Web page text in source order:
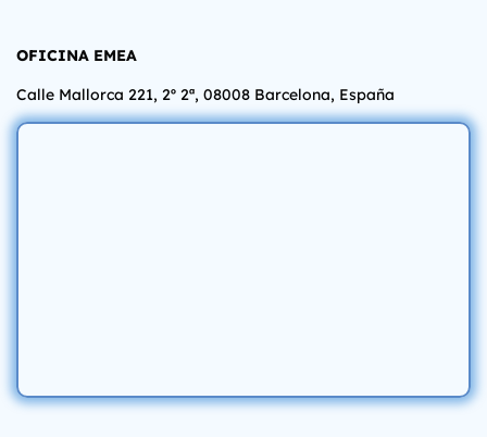
OFICINA EMEA
Calle Mallorca 221, 2º 2ª, 08008 Barcelona, España